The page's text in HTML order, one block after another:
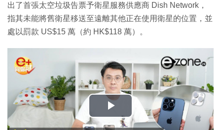
出了首張太空垃圾告票予衛星服務供應商 Dish Network，
指其未能將舊衛星移送至遠離其他正在使用衛星的位置，並
處以罰款 US$15 萬（約 HK$118 萬）。
播